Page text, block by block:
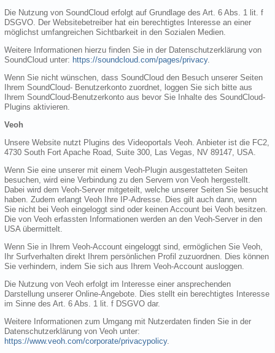
Die Nutzung von SoundCloud erfolgt auf Grundlage des Art. 6 Abs. 1 lit. f
DSGVO. Der Websitebetreiber hat ein berechtigtes Interesse an einer
möglichst umfangreichen Sichtbarkeit in den Sozialen Medien.
Weitere Informationen hierzu finden Sie in der Datenschutzerklärung von
SoundCloud unter: https://soundcloud.com/pages/privacy.
Wenn Sie nicht wünschen, dass SoundCloud den Besuch unserer Seiten
Ihrem SoundCloud- Benutzerkonto zuordnet, loggen Sie sich bitte aus
Ihrem SoundCloud-Benutzerkonto aus bevor Sie Inhalte des SoundCloud-
Plugins aktivieren.
Veoh
Unsere Website nutzt Plugins des Videoportals Veoh. Anbieter ist die FC2,
4730 South Fort Apache Road, Suite 300, Las Vegas, NV 89147, USA.
Wenn Sie eine unserer mit einem Veoh-Plugin ausgestatteten Seiten
besuchen, wird eine Verbindung zu den Servern von Veoh hergestellt.
Dabei wird dem Veoh-Server mitgeteilt, welche unserer Seiten Sie besucht
haben. Zudem erlangt Veoh Ihre IP-Adresse. Dies gilt auch dann, wenn
Sie nicht bei Veoh eingeloggt sind oder keinen Account bei Veoh besitzen.
Die von Veoh erfassten Informationen werden an den Veoh-Server in den
USA übermittelt.
Wenn Sie in Ihrem Veoh-Account eingeloggt sind, ermöglichen Sie Veoh,
Ihr Surfverhalten direkt Ihrem persönlichen Profil zuzuordnen. Dies können
Sie verhindern, indem Sie sich aus Ihrem Veoh-Account ausloggen.
Die Nutzung von Veoh erfolgt im Interesse einer ansprechenden
Darstellung unserer Online-Angebote. Dies stellt ein berechtigtes Interesse
im Sinne des Art. 6 Abs. 1 lit. f DSGVO dar.
Weitere Informationen zum Umgang mit Nutzerdaten finden Sie in der
Datenschutzerklärung von Veoh unter:
https://www.veoh.com/corporate/privacypolicy.